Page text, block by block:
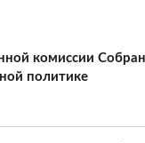
комиссии
политике